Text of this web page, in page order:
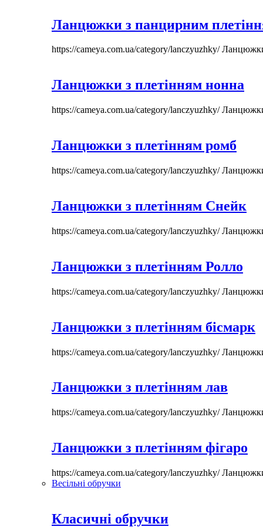
Ланцюжки з панцирним
https://cameya.com.ua/category/lanczyuzhky/
Ланцюжки з плетінням нонна
https://cameya.com.ua/category/lanczyuzhky/
Ланцюжки з плетінням ромб
https://cameya.com.ua/category/lanczyuzhky/
Ланцюжки з плетінням Снейк
https://cameya.com.ua/category/lanczyuzhky/
Ланцюжки з плетінням Ролло
https://cameya.com.ua/category/lanczyuzhky/
Ланцюжки з плетінням бісмарк
https://cameya.com.ua/category/lanczyuzhky/
Ланцюжки з плетінням лав
https://cameya.com.ua/category/lanczyuzhky/
Ланцюжки з плетінням фігаро
https://cameya.com.ua/category/lanczyuzhky/
Весільні обручки
Класичні обручки